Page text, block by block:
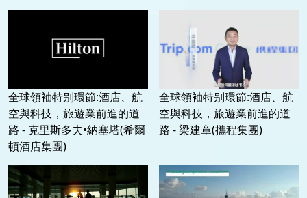
全球領袖特别環節:酒店、航
空與科技，旅遊業前進的道
路 - 克里斯多夫•納塞塔(希爾
頓酒店集團)
全球領袖特别環節:酒店、航
空與科技，旅遊業前進的道
路 - 梁建章(攜程集團)